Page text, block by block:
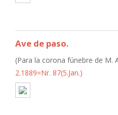
Ave de paso.
(Para la corona fúnebre de M.
2.1889=Nr. 87(5.Jan.)